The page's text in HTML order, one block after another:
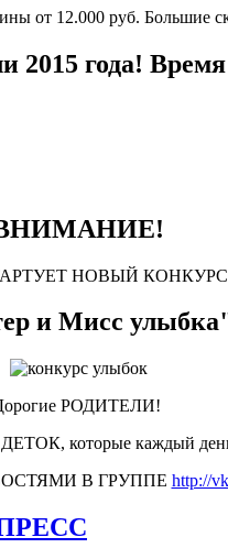
от 12.000 руб. Большие
года! Время
НОВЫЙ
и Мисс
РОДИТЕЛИ!
ДЕТОК, которые каждый
В ГРУППЕ http://